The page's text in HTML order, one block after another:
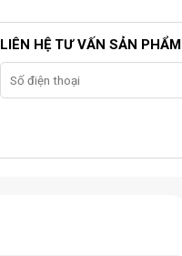
LIÊN HỆ TƯ VẤN SẢN PHẨM